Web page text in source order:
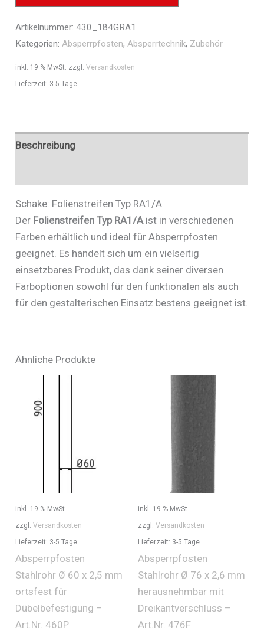
-
Art.Nr.
430_184GRA1
Artikelnummer:430_184GRA1
Kategorien:Absperrpfosten,Absperrtechnik, Zubehör
inkl. 19 % MwSt. zzgl.Versandkosten
Lieferzeit: 3-5 Tage
Beschreibung
Schake: Folienstreifen Typ RA1/A
Der Folienstreifen Typ RA1/A ist in verschiedenen
Farben erhältlich und ideal für Absperrpfosten
geeignet. Es handelt sich um ein vielseitig
einsetzbares Produkt, das dank seiner diversen
Farboptionen sowohl für den funktionalen als auch
für den gestalterischen Einsatz bestens geeignet ist.
Ähnliche Produkte
inkl. 19 % MwSt.
zzgl.Versandkosten
Lieferzeit: 3-5 Tage
Absperrpfosten
Stahlrohr Ø 60 x 2,5 mm
ortsfest für
Dübelbefestigung –
Art.Nr. 460P
inkl. 19 % MwSt.
zzgl. Versandkosten
Lieferzeit: 3-5 Tage
Absperrpfosten
Stahlrohr Ø 76 x 2,6 mm
herausnehmbar mit
Dreikantverschluss –
Art.Nr. 476F